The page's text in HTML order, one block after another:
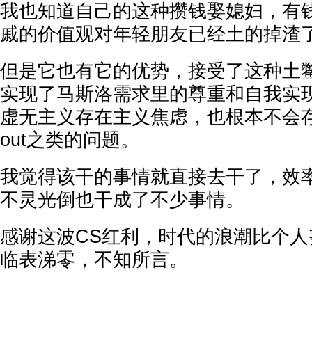
我也知道自己的这种攒钱娶媳妇，有
戚的价值观对年轻朋友已经土的掉渣
但是它也有它的优势，接受了这种土
实现了马斯洛需求里的尊重和自我实
虚无主义存在主义焦虑，也根本不会
out之类的问题。
我觉得该干的事情就直接去干了，效
不灵光倒也干成了不少事情。
感谢这波CS红利，时代的浪潮比个
临表涕零，不知所言。